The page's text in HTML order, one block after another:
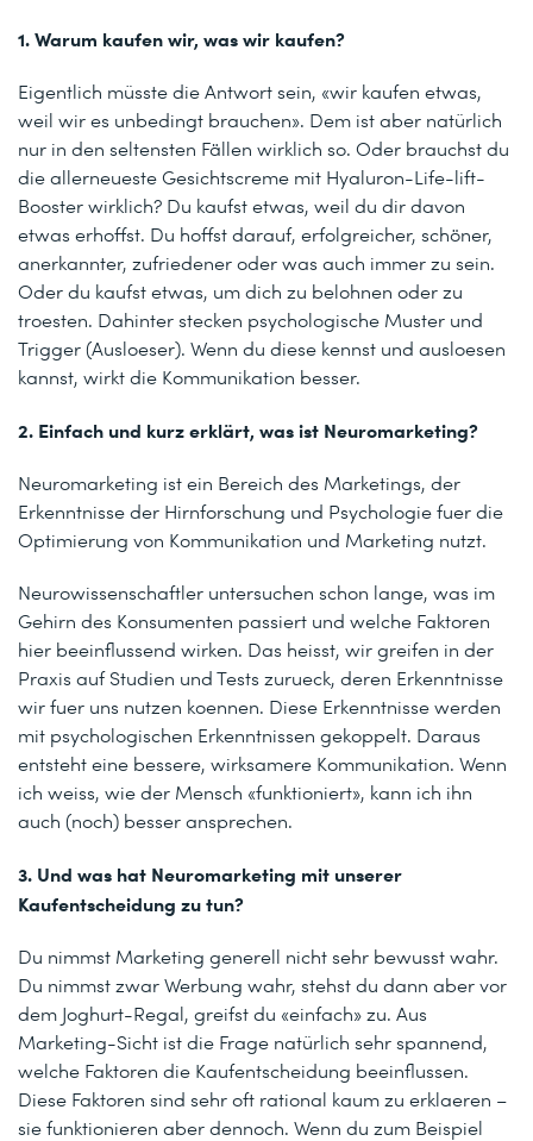
1. Warum kaufen wir, was wir kaufen?
Eigentlich müsste die Antwort sein, «wir kaufen etwas,
weil wir es unbedingt brauchen». Dem ist aber natürlich
nur in den seltensten Fällen wirklich so. Oder brauchst du
die allerneueste Gesichtscreme mit Hyaluron-Life-lift-
Booster wirklich? Du kaufst etwas, weil du dir davon
etwas erhoffst. Du hoffst darauf, erfolgreicher, schöner,
anerkannter, zufriedener oder was auch immer zu sein.
Oder du kaufst etwas, um dich zu belohnen oder zu
troesten. Dahinter stecken psychologische Muster und
Trigger (Ausloeser). Wenn du diese kennst und ausloesen
kannst, wirkt die Kommunikation besser.
2. Einfach und kurz erklärt, was ist Neuromarketing?
Neuromarketing ist ein Bereich des Marketings, der
Erkenntnisse der Hirnforschung und Psychologie fuer die
Optimierung von Kommunikation und Marketing nutzt.
Neurowissenschaftler untersuchen schon lange, was im
Gehirn des Konsumenten passiert und welche Faktoren
hier beeinflussend wirken. Das heisst, wir greifen in der
Praxis auf Studien und Tests zurueck, deren Erkenntnisse
wir fuer uns nutzen koennen. Diese Erkenntnisse werden
mit psychologischen Erkenntnissen gekoppelt. Daraus
entsteht eine bessere, wirksamere Kommunikation. Wenn
ich weiss, wie der Mensch «funktioniert», kann ich ihn
auch (noch) besser ansprechen.
3. Und was hat Neuromarketing mit unserer
Kaufentscheidung zu tun?
Du nimmst Marketing generell nicht sehr bewusst wahr.
Du nimmst zwar Werbung wahr, stehst du dann aber vor
dem Joghurt-Regal, greifst du «einfach» zu. Aus
Marketing-Sicht ist die Frage natürlich sehr spannend,
welche Faktoren die Kaufentscheidung beeinflussen.
Diese Faktoren sind sehr oft rational kaum zu erklaeren –
sie funktionieren aber dennoch. Wenn du zum Beispiel